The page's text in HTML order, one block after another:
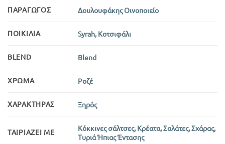
ΠΑΡΑΓΩΓΌΣ Δουλουφάκης Οινοποιείο
ΠΟΙΚΙΛΊΑ Syrah, Κοτσιφάλι
BLEND Blend
ΧΡΏΜΑ Ροζέ
ΧΑΡΑΚΤΉΡΑΣ Ξηρός
ΤΑΙΡΙΆΖΕΙ ΜΕ Κόκκινες σάλτσες, Κρέατα,Σαλάτες,Σχάρας,
Τυριά Ήπιας Έντασης